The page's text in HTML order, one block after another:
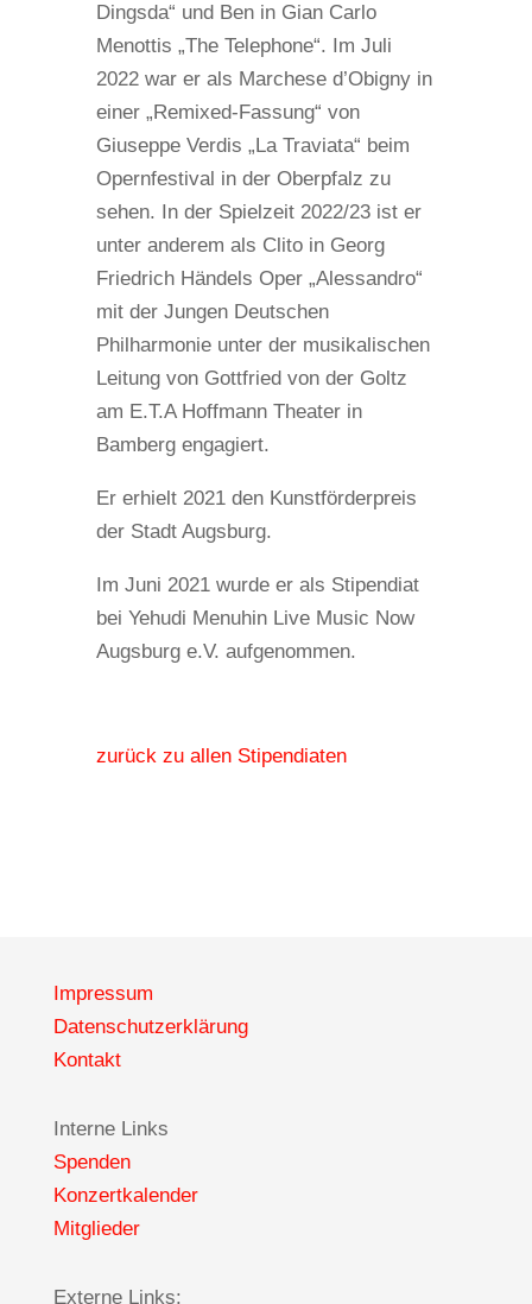
Dingsda“ und Ben in Gian Carlo
Menottis „The Telephone“. Im Juli
2022 war er als Marchese d’Obigny in
einer „Remixed-Fassung“ von
Giuseppe Verdis „La Traviata“ beim
Opernfestival in der Oberpfalz zu
sehen. In der Spielzeit 2022/23 ist er
unter anderem als Clito in Georg
Friedrich Händels Oper „Alessandro“
mit der Jungen Deutschen
Philharmonie unter der musikalischen
Leitung von Gottfried von der Goltz
am E.T.A Hoffmann Theater in
Bamberg engagiert.
Er erhielt 2021 den Kunstförderpreis
der Stadt Augsburg.
Im Juni 2021 wurde er als Stipendiat
bei Yehudi Menuhin Live Music Now
Augsburg e.V. aufgenommen.
zurück zu allen Stipendiaten
Impressum
Datenschutzerklärung
Kontakt
Interne Links
Spenden
Konzertkalender
Mitglieder
Externe Links: